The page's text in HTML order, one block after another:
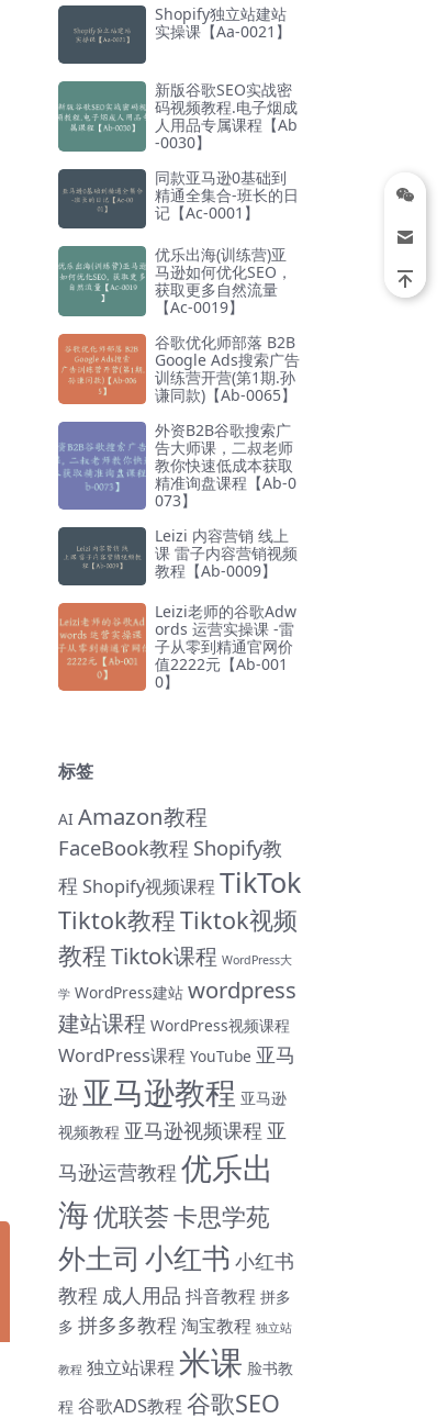
Shopify独立站建站
实操课【Aa-0021】
新版谷歌SEO实战密
码视频教程.电子烟成
人用品专属课程【Ab
-0030】
同款亚马逊0基础到
精通全集合-班长的日
记【Ac-0001】
优乐出海(训练营)亚
马逊如何优化SEO，
获取更多自然流量
【Ac-0019】
谷歌优化师部落 B2B
Google Ads搜索广告
训练营开营(第1期.孙
谦同款)【Ab-0065】
外资B2B谷歌搜索广
告大师课，二叔老师
教你快速低成本获取
精准询盘课程【Ab-0
073】
Leizi 内容营销 线上
课 雷子内容营销视频
教程【Ab-0009】
Leizi老师的谷歌Adw
ords 运营实操课 -雷
子从零到精通官网价
值2222元【Ab-001
0】
标签
AI Amazon教程
FaceBook教程 Shopify教
程 Shopify视频课程 TikTok
Tiktok教程Tiktok视频
教程Tiktok课程 WordPress大
学 WordPress建站 wordpress
建站课程 WordPress视频课程
WordPress课程 YouTube 亚马
逊 亚马逊教程 亚马逊
视频教程 亚马逊视频课程 亚
马逊运营教程 优乐出
海优联荟卡思学苑
外土司 小红书 小红书
教程 成人用品 抖音教程 拼多
多 拼多多教程 淘宝教程 独立站
教程 独立站课程 米课 脸书教
程 谷歌ADS教程 谷歌SEO